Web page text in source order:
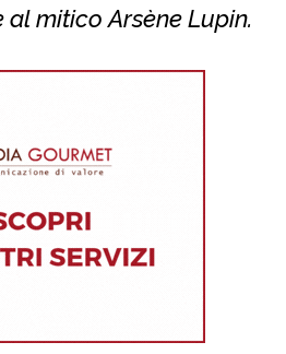
mitico Arsène Lupin.